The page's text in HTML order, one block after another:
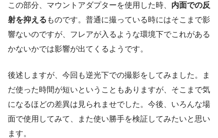
この部分、マウントアダプターを使用した時、 内面での反
射を抑える ものです。普通に撮っている時にはそこまで影
響ないのですが、フレアが入るような環境下でこれがある
かないかでは影響が出てくるようです。
後述しますが、今回も逆光下での撮影をしてみました。ま
だ使った時間が短いということもありますが、そこまで気
になるほどの差異は見られませでした。今後、いろんな場
面で使用してみて、また使い勝手を検証してみたいと思い
ます。